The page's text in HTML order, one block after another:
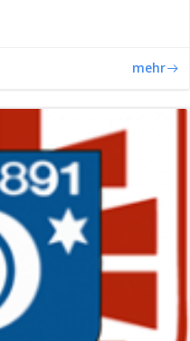
mehr